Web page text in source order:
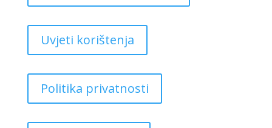
Uvjeti korištenja
Politika privatnosti